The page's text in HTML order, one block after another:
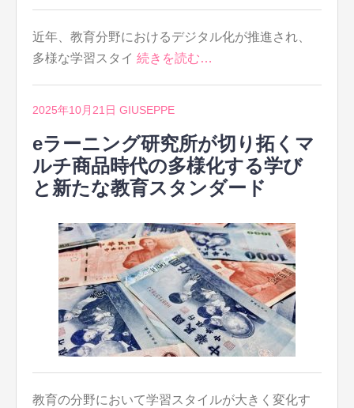
近年、教育分野におけるデジタル化が推進され、
多様な学習スタイ 続きを読む…
2025年10月21日 GIUSEPPE
eラーニング研究所が切り拓くマ
ルチ商品時代の多様化する学び
と新たな教育スタンダード
教育の分野において学習スタイルが大きく変化す